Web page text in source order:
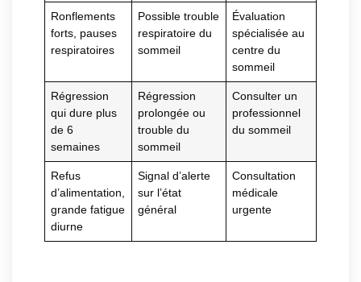
Ronflements
forts, pauses
respiratoires
Possible trouble
respiratoire du
sommeil
Évaluation
spécialisée au
centre du
sommeil
Régression
qui dure plus
de 6
semaines
Régression
prolongée ou
trouble du
sommeil
Consulter un
professionnel
du sommeil
Refus
d’alimentation,
grande fatigue
diurne
Signal d’alerte
sur l’état
général
Consultation
médicale
urgente